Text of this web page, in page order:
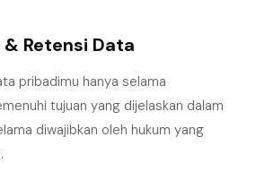
Retensi Data
pribadimu hanya selama
tujuan yang dijelaskan dalam
diwajibkan oleh hukum yang